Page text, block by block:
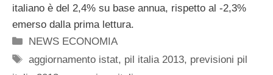
italiano è del 2,4% su base annua, rispetto al -2,3%
emerso dalla prima lettura.
Categorie
NEWS ECONOMIA
Tag
aggiornamento istat, pil italia 2013, previsioni pil